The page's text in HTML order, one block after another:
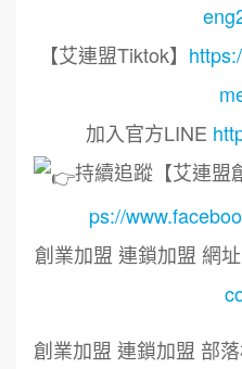
【艾連盟Tiktok】
加入官方LINE
持續追蹤【艾連盟
ps://
創業加盟 連鎖加盟 網
創業加盟 連鎖加盟 部